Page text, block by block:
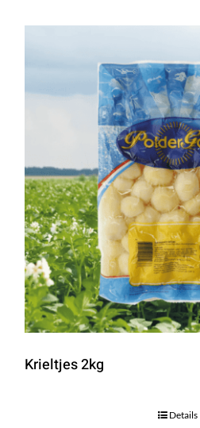
Krieltjes 2kg
Details